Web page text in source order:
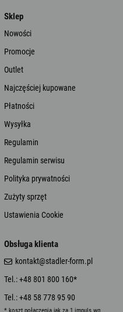
Sklep
Nowości
Promocje
Outlet
Najczęściej kupowane
Płatności
Wysyłka
Regulamin
Regulamin serwisu
Polityka prywatności
Zużyty sprzęt
Ustawienia Cookie
Obsługa klienta
kontakt@stadler-form.pl
Tel.: +48 801 800 160*
Tel.: +48 58 778 95 90
* koszt połączenia jak za 1 impuls wg